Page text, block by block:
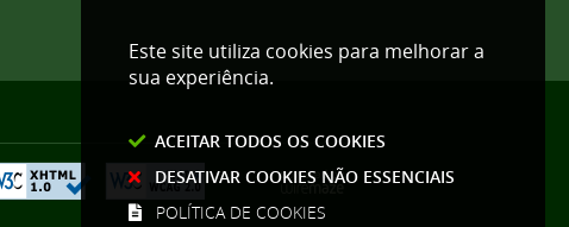
Este site utiliza cookies para melhorar a
sua experiência.
ACEITAR TODOS OS COOKIES
DESATIVAR COOKIES NÃO ESSENCIAIS
POLÍTICA DE COOKIES